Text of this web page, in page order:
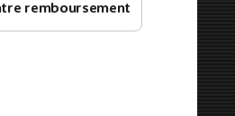
remboursement